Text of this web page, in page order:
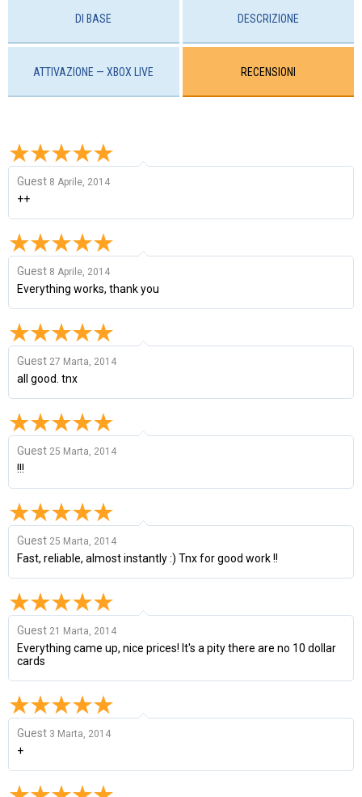
DI BASE DESCRIZIONE
ATTIVAZIONE — XBOX LIVE RECENSIONI
Guest 8 Aprile, 2014
++
Guest 8 Aprile, 2014
Everything works, thank you
Guest 27 Marta, 2014
all good. tnx
Guest 25 Marta, 2014
!!!
Guest 25 Marta, 2014
Fast, reliable, almost instantly :) Tnx for good work !!
Guest 21 Marta, 2014
Everything came up, nice prices! It's a pity there are no 10 dollar
cards
Guest 3 Marta, 2014
+